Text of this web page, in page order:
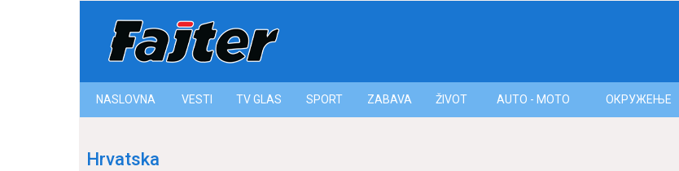
NASLOVNA VESTI ТV GLAS SPORT ZABAVA ŽIVOT AUTO - MOTO ОКРУЖЕЊЕ
Hrvatska